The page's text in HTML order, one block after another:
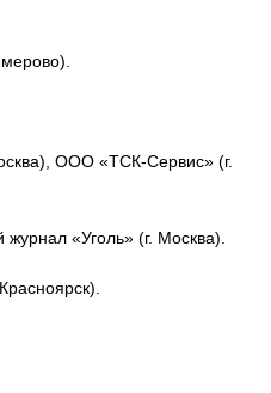
ООО «ТСК-Сервис» (г.
«Уголь» (г. Москва).